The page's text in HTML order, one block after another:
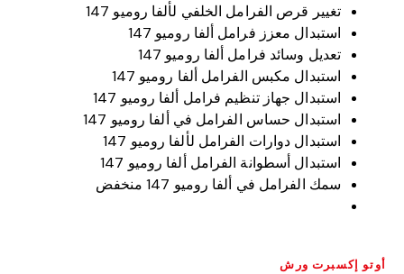
تغيير قرص الفرامل الخلفي لألفا روميو 147
استبدال معزز فرامل ألفا روميو 147
تعديل وسائد فرامل ألفا روميو 147
استبدال مكبس الفرامل ألفا روميو 147
استبدال جهاز تنظيم فرامل ألفا روميو 147
استبدال حساس الفرامل في ألفا روميو 147
استبدال دوارات الفرامل لألفا روميو 147
استبدال أسطوانة الفرامل ألفا روميو 147
سمك الفرامل في ألفا روميو 147 منخفض
أوتو إكسبرت ورش